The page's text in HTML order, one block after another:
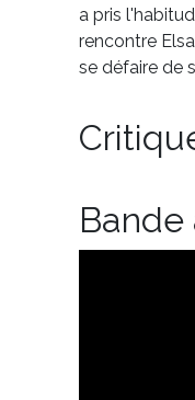
a pris
rencontre
se défaire de
Bande